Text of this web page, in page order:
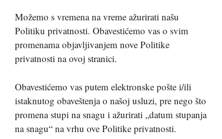
Možemo s vremena na vreme ažurirati našu
Politiku privatnosti. Obavestićemo vas o svim
promenama objavljivanjem nove Politike
privatnosti na ovoj stranici.
Obavestićemo vas putem elektronske pošte i/ili
istaknutog obaveštenja o našoj usluzi, pre nego što
promena stupi na snagu i ažurirati „datum stupanja
na snagu“ na vrhu ove Politike privatnosti.